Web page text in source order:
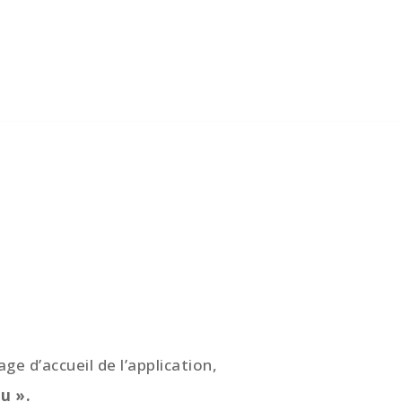
d’accueil de l’application,
».